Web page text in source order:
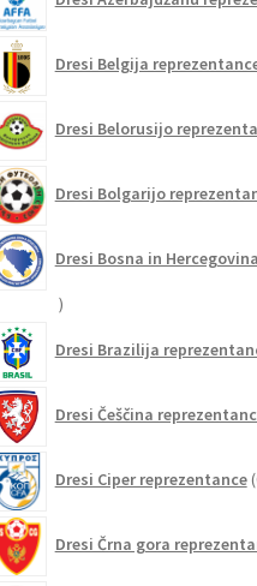
Dresi Belgija
Dresi Belorusijo
Dresi Bolgarijo
Dresi Bosna in
21
Dresi Brazilija
Dresi Češčina
Dresi Ciper reprezentance
Dresi Črna gora